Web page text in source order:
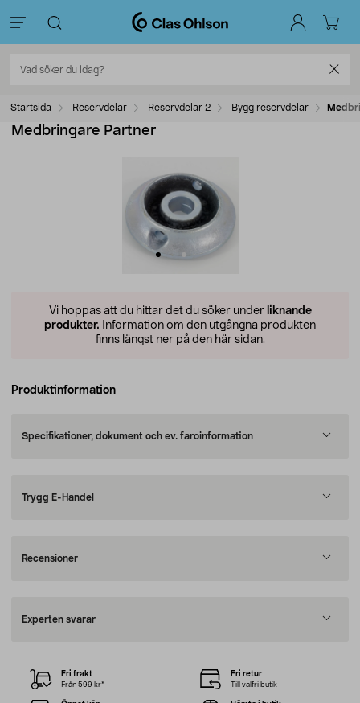
Startsida Reservdelar Reservdelar 2 Bygg reservdelar
Medbringare Partner
Vi hoppas att du hittar det du söker under liknande
produkter. Information om den utgångna produkten
finns längst ner på den här sidan.
Produktinformation
Specifikationer, dokument och ev. faroinformation
Trygg E-Handel
Recensioner
Experten svarar
Fri frakt
Från 599 kr*
Fri retur
Till valfri butik